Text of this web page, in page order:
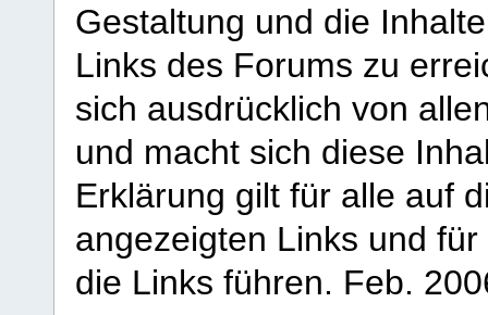
Gestaltung und die
Links des Forums zu
sich ausdrücklich von
und macht sich diese
Erklärung gilt für alle auf
angezeigten Links und
die Links führen. Feb.